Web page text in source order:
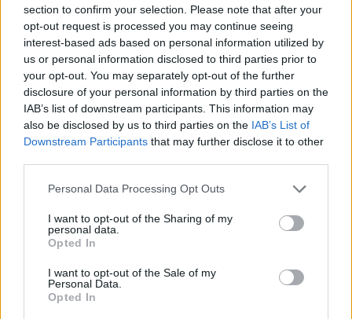
section to confirm your selection. Please note that after your
opt-out request is processed you may continue seeing
interest-based ads based on personal information utilized by
us or personal information disclosed to third parties prior to
your opt-out. You may separately opt-out of the further
disclosure of your personal information by third parties on the
IAB’s list of downstream participants. This information may
also be disclosed by us to third parties on the IAB’s List of
Downstream Participants that may further disclose it to other
Personal Data Processing Opt Outs
I want to opt-out of the Sharing of my
personal data.
Opted In
I want to opt-out of the Sale of my
Personal Data.
Opted In
UUTISET
Leskeneläke ei kuulu kaikille –
Kela muistuttaa tärkeästä
ikärajasta
2